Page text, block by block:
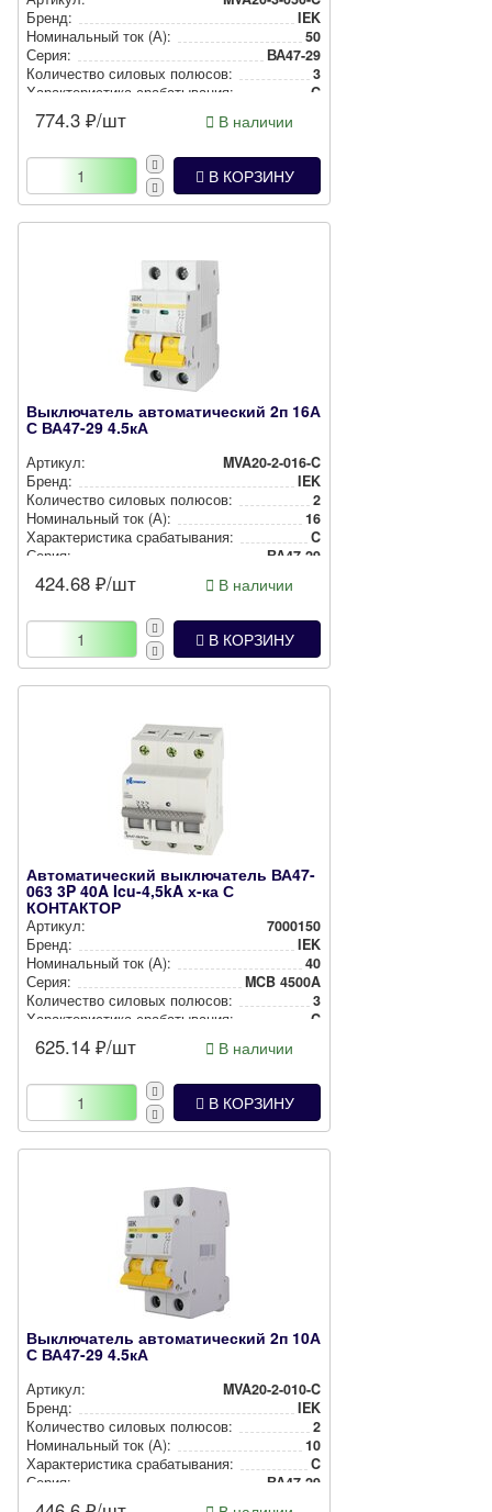
Бренд:
IEK
Номи­наль­ный ток (А):
50
Серия:
ВА47-29
Количество силовых полюсов:
3
Харак­те­рис­ти­ка сра­ба­ты­ва­ния:
C
774.3 ₽/шт В наличии
В КОРЗИНУ
Выключатель автоматический 2п 16А
С ВА47-29 4.5кА
Артикул:
MVA20-2-016-C
Бренд:
IEK
Количество силовых полюсов:
2
Номи­наль­ный ток (А):
16
Харак­те­рис­ти­ка сра­ба­ты­ва­ния:
C
Серия:
ВА47-29
424.68 ₽/шт В наличии
В КОРЗИНУ
Автоматический выключатель ВА47-
063 3P 40A Icu-4,5kA х-ка С
КОНТАКТОР
Артикул:
7000150
Бренд:
IEK
Номи­наль­ный ток (А):
40
Серия:
MCB 4500A
Количество силовых полюсов:
3
Харак­те­рис­ти­ка сра­ба­ты­ва­ния:
C
625.14 ₽/шт В наличии
В КОРЗИНУ
Выключатель автоматический 2п 10А
С ВА47-29 4.5кА
Артикул:
MVA20-2-010-C
Бренд:
IEK
Количество силовых полюсов:
2
Номи­наль­ный ток (А):
10
Харак­те­рис­ти­ка сра­ба­ты­ва­ния:
C
Серия:
ВА47-29